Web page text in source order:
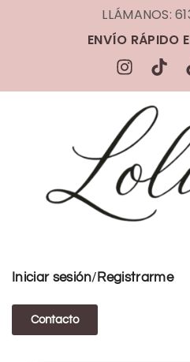
LLÁMANOS:
ENVÍO RÁPIDO
Iniciar sesión/ Registrarme
Contacto